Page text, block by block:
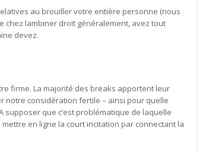
au brouiller votre entière personne (nous
chez lambiner droit généralement, avez tout
devez.
firme. La majorité des breaks apportent leur
notre considération fertile – ainsi pour quelle
supposer que c’est problématique de laquelle
en ligne la court incitation par connectant la